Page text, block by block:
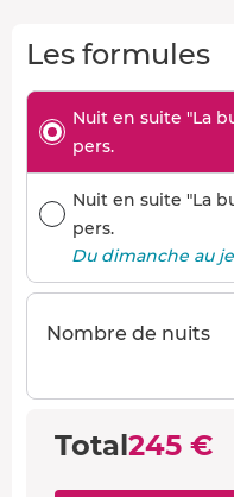
Les formules
Nuit en suite "La
pers.
Nuit en suite "La
pers.
Du dimanche au
Nombre de nuits
Total245 €